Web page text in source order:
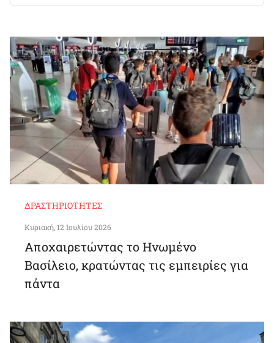
ΔΡΑΣΤΗΡΙΌΤΗΤΕΣ
Κυριακή, 12 Ιουλίου 2026
Αποχαιρετώντας το Ηνωμένο
Βασίλειο, κρατώντας τις εμπειρίες για
πάντα